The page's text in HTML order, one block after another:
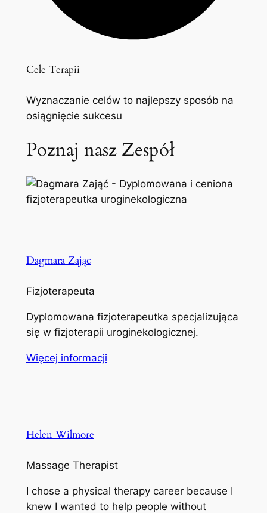
Cele Terapii
Wyznaczanie celów to najlepszy sposób na
osiągnięcie sukcesu
Poznaj nasz Zespół
Dagmara Zając
Fizjoterapeuta
Dyplomowana fizjoterapeutka specjalizująca
się w fizjoterapii uroginekologicznej.
Więcej informacji
Helen Wilmore
Massage Therapist
I chose a physical therapy career because I
knew I wanted to help people without